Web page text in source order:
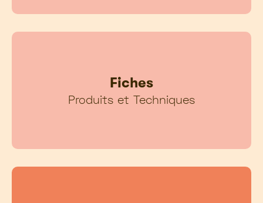
Fiches
Produits et Techniques